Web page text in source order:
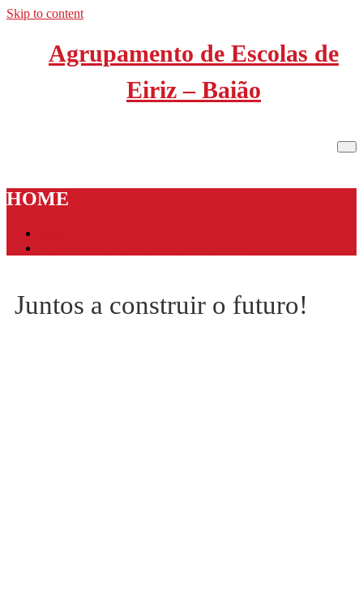
Skip to content
Agrupamento de Escolas de
Eiriz – Baião
HOME
Juntos a construir o futuro!